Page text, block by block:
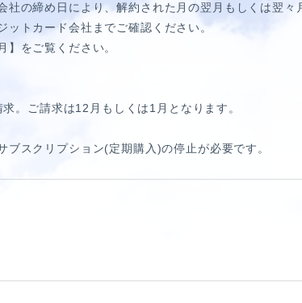
社の締め日により、解約された月の翌月もしくは翌々
ットカード会社までご確認ください。
をご覧ください。
。ご請求は12月もしくは1月となります。
スクリプション(定期購入)の停止が必要です。